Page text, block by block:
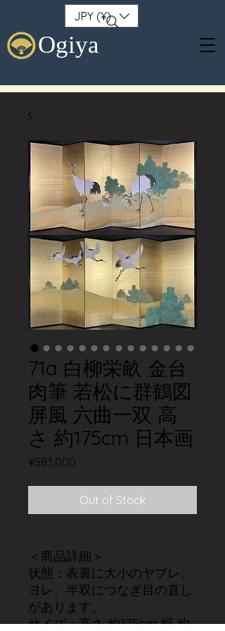
Ogiya
JPY (¥)
71a 白柳栄畝 金台
肉筆 若松に群鶴図
屏風 六曲一双 高
さ 約175cm 日本画
¥583,000
Out of Stock
＜商品詳細＞
状態：表裏に大小のヤブレ、
ヨレ、半双につなぎ目の直し
があります。
サイズ：高さ 約175cm 幅 約